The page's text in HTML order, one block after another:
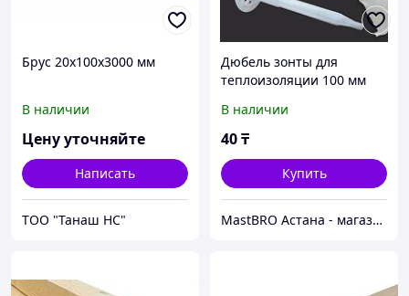
Брус 20х100х3000 мм
В наличии
Цену уточняйте
Написать
ТОО "Танаш НС"
Дюбель зонты для
теплоизоляции 100 мм
В наличии
40₸
Купить
MastBRO Астана - магазин строительных инструментов